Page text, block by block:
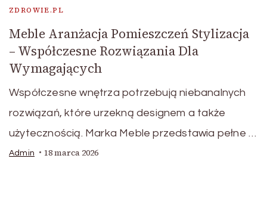
ZDROWIE.PL
Meble Aranżacja Pomieszczeń Stylizacja
– Współczesne Rozwiązania Dla
Wymagających
Współczesne wnętrza potrzebują niebanalnych
rozwiązań, które urzekną designem a także
użytecznością. Marka Meble przedstawia pełne …
Admin 18 marca 2026